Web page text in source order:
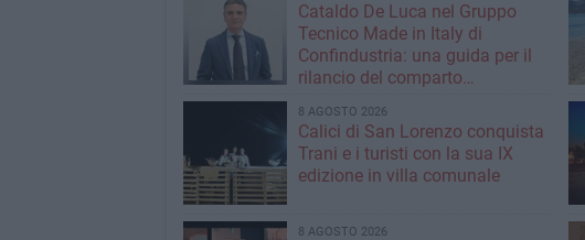
Cataldo De Luca nel Gruppo
Tecnico Made in Italy di
Confindustria: una guida per il
rilancio del comparto
8 AGOSTO 2026
Calici di San Lorenzo conquista
Trani e i turisti con la sua IX
edizione in villa comunale
8 AGOSTO 2026